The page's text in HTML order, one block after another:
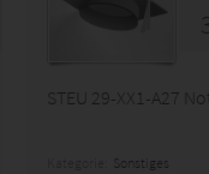
STEU 29-XX1-A27
Sonstiges